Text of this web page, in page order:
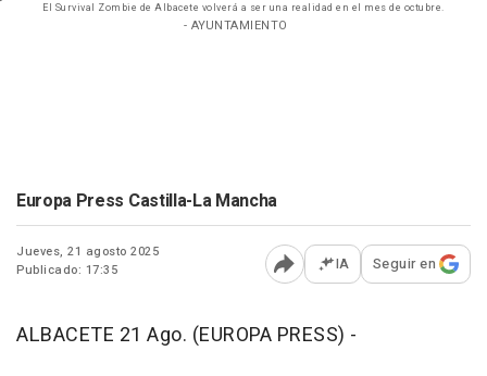
El Survival Zombie de Albacete volverá a ser una realidad en el mes de octubre.
- AYUNTAMIENTO
Europa Press Castilla-La Mancha
Jueves, 21 agosto 2025
Publicado: 17:35
Abrir opciones para
IA Seguir en
ALBACETE 21 Ago. (EUROPA PRESS) -